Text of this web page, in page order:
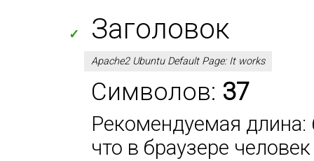
✓ Заголовок
Apache2 Ubuntu Default Page: It works
Символов: 37
Рекомендуемая длина:
что в браузере